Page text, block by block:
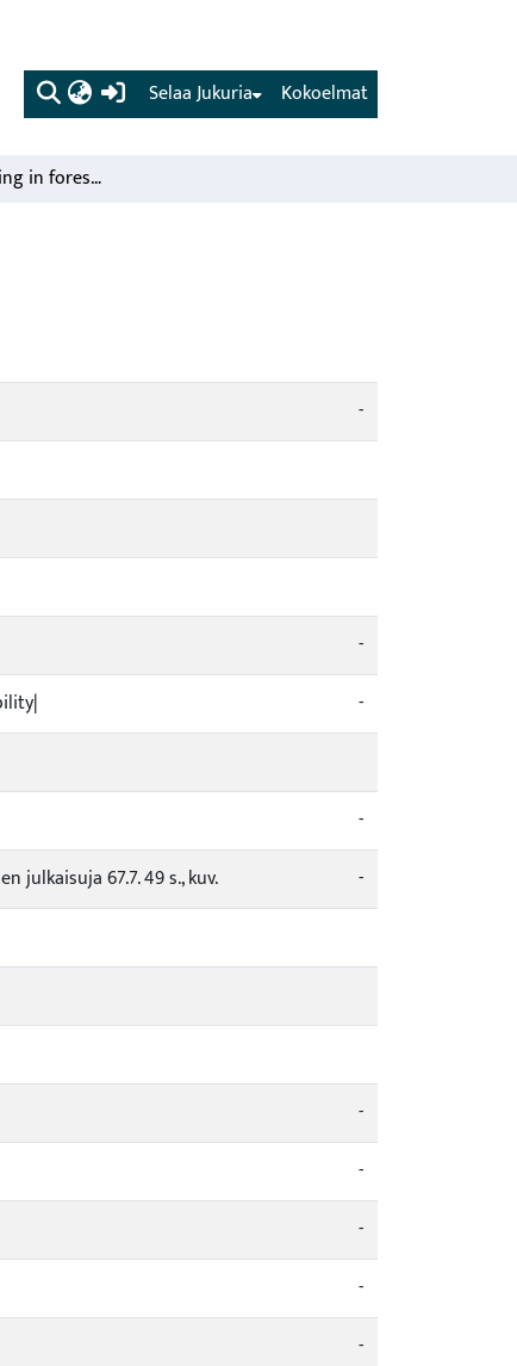
(current) Kokoelmat
Selaa Jukuria
Prescribed burning in forestry.
-
-
-
-
julkaisuja 67.7. 49 s., kuv.
-
-
-
-
-
-